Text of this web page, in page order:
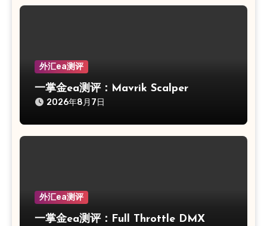
外汇ea测评
一掌金ea测评：Mavrik Scalper
2026年8月7日
外汇ea测评
一掌金ea测评：Full Throttle DMX